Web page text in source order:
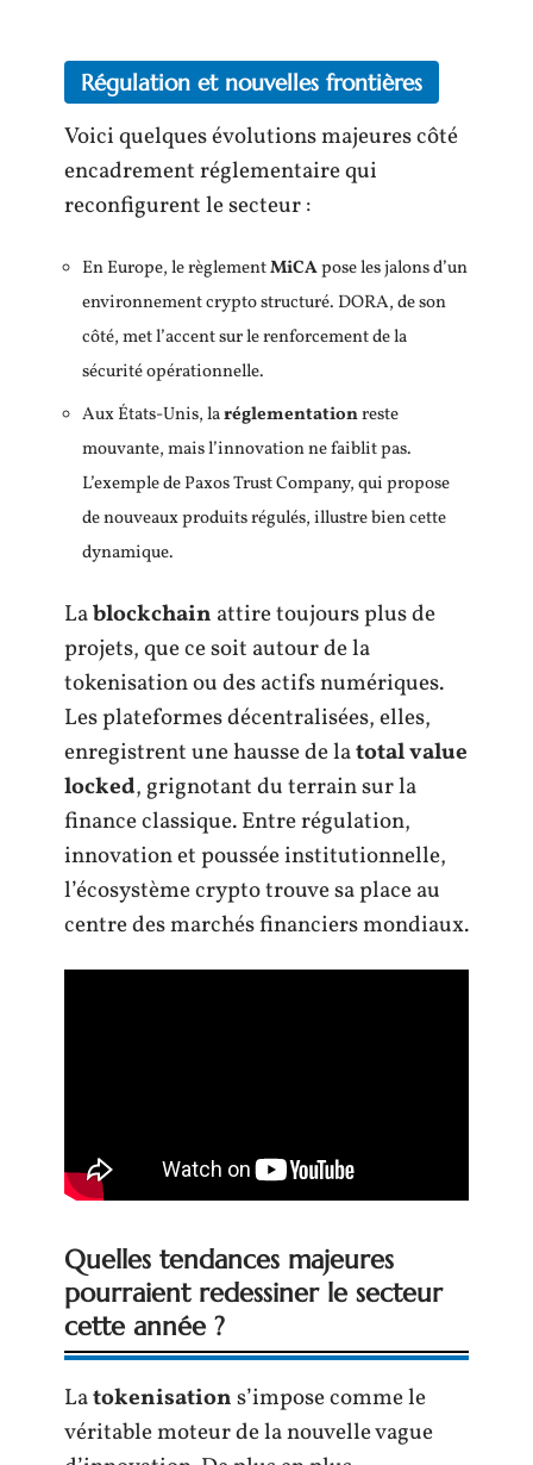
Régulation et nouvelles frontières
Voici quelques évolutions majeures côté
encadrement réglementaire qui
reconfigurent le secteur :
En Europe, le règlementMiCApose les jalons d’un
environnement crypto structuré. DORA, de son
côté, met l’accent sur le renforcement de la
sécurité opérationnelle.
Aux États-Unis, laréglementationreste
mouvante, mais l’innovation ne faiblit pas.
L’exemple de Paxos Trust Company, qui propose
de nouveaux produits régulés, illustre bien cette
dynamique.
Lablockchain attire toujours plus de
projets, que ce soit autour de la
tokenisation ou des actifs numériques.
Les plateformes décentralisées, elles,
enregistrent une hausse de latotal value
locked, grignotant du terrain sur la
finance classique. Entre régulation,
innovation et poussée institutionnelle,
l’écosystème crypto trouve sa place au
centre des marchés financiers mondiaux.
Quelles tendances majeures
pourraient redessiner le secteur
cette année ?
Latokenisations’impose comme le
véritable moteur de la nouvelle vague